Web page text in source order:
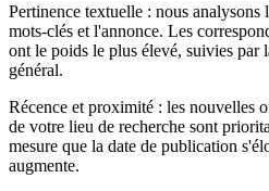
Pertinence textuelle : nous analysons
mots-clés et l'annonce. Les
ont le poids le plus élevé, suivies par
général.
Récence et proximité : les nouvelles
de votre lieu de recherche sont
mesure que la date de publication
augmente.